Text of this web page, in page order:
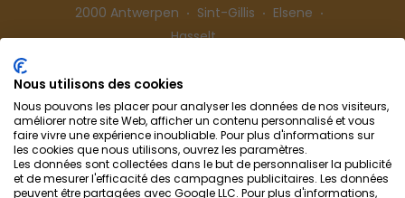
2000 Antwerpen
Sint-Gillis
Elsene
Hasselt
Suivez-nous
Nous utilisons des cookies
Nous pouvons les placer pour analyser les données de nos visiteurs,
améliorer notre site Web, afficher un contenu personnalisé et vous
faire vivre une expérience inoubliable. Pour plus d'informations sur
les cookies que nous utilisons, ouvrez les paramètres.
Les données sont collectées dans le but de personnaliser la publicité
et de mesurer l'efficacité des campagnes publicitaires. Les données
peuvent être partagées avec Google LLC. Pour plus d'informations,